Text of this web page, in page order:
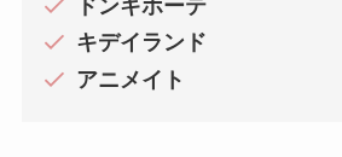
ドンキホーテ
キデイランド
アニメイト